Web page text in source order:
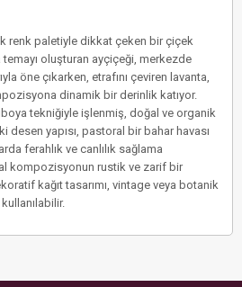
renk paletiyle dikkat çeken bir çiçek
temayı oluşturan ayçiçeği, merkezde
öne çıkarken, etrafını çeviren lavanta,
dinamik bir derinlik katıyor.
tekniğiyle işlenmiş, doğal ve organik
desen yapısı, pastoral bir bahar havası
ferahlık ve canlılık sağlama
kompozisyonun rustik ve zarif bir
kağıt tasarımı, vintage veya botanik